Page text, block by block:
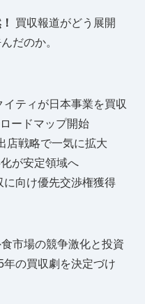
買収報道がどう展開
だのか。
イティが日本事業を買収
ードマップ開始
店戦略で一気に拡大
が安定領域へ
に向け優先交渉権獲得
市場の競争激化と投資
の買収劇を決定づけ